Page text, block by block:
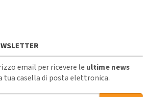
email per ricevere le ultime news
casella di posta elettronica.